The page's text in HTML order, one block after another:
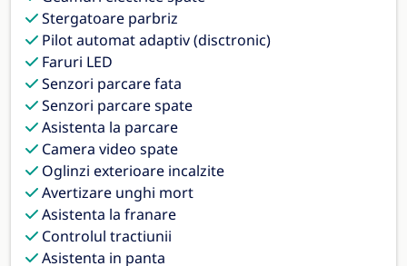
Stergatoare parbriz
Pilot automat adaptiv (disctronic)
Faruri LED
Senzori parcare fata
Senzori parcare spate
Asistenta la parcare
Camera video spate
Oglinzi exterioare incalzite
Avertizare unghi mort
Asistenta la franare
Controlul tractiunii
Asistenta in panta